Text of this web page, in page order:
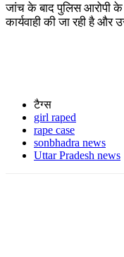
जांच के बाद पुलिस आरोपी के
कार्यवाही की जा रही है और
टैग्स
girl raped
rape case
sonbhadra news
Uttar Pradesh news